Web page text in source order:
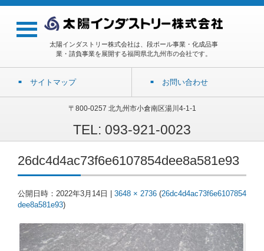
太陽インダストリー株式会社は、段ボール事業・化成品事
業・請負事業を展開する福岡県北九州市の会社です。
サイトマップ お問い合わせ
〒800-0257 北九州市小倉南区湯川4-1-1
TEL: 093-921-0023
26dc4d4ac73f6e6107854dee8a581e93
公開日時： 2022年3月14日 3648 × 2736 (26dc4d4ac73f6e6107854
dee8a581e93)